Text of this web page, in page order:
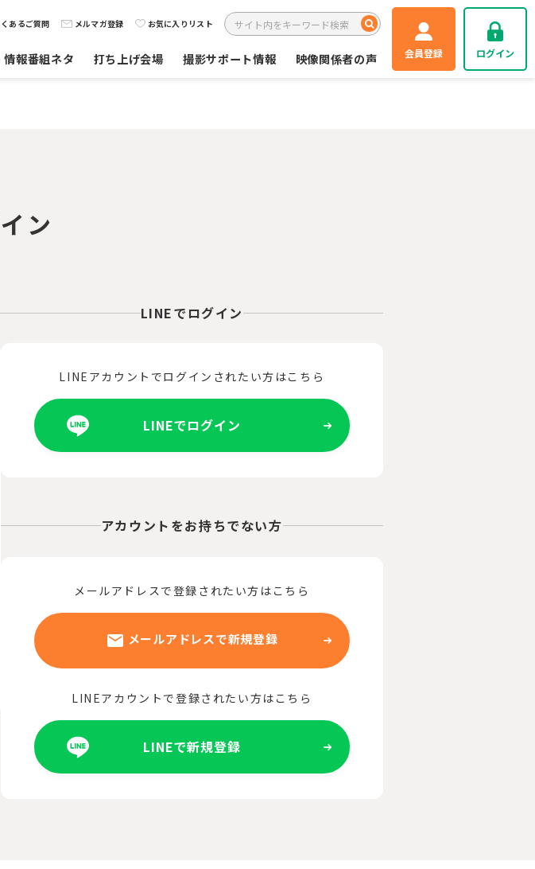
あるご質問 メルマガ登録 お気に入りリスト
情報番組ネタ 打ち上げ会場 撮影サポート情報 映像関係者の声 会員登録 ログイン
ン
LINEでログイン
LINEアカウントでログインされたい方はこちら
LINEでログイン
アカウントをお持ちでない方
メールアドレスで登録されたい方はこちら
メールアドレスで新規登録
LINEアカウントで登録されたい方はこちら
LINEで新規登録